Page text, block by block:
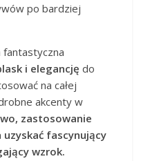
po bardziej
i elegancję do
na całej
akcenty w
zastosowanie
fascynujący
wzrok.